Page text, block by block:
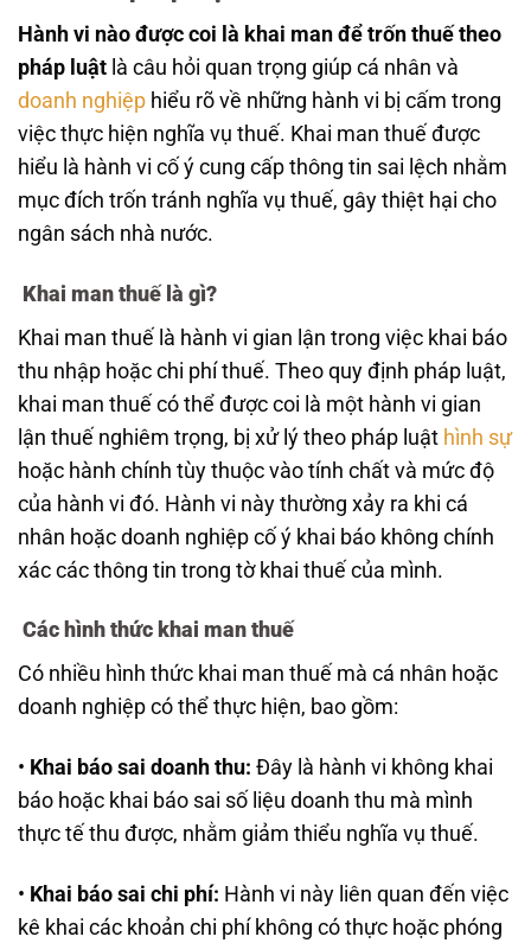
Hành vi nào được coi là khai man để trốn thuế theo
pháp luật là câu hỏi quan trọng giúp cá nhân và
doanh nghiệp hiểu rõ về những hành vi bị cấm trong
việc thực hiện nghĩa vụ thuế. Khai man thuế được
hiểu là hành vi cố ý cung cấp thông tin sai lệch nhằm
mục đích trốn tránh nghĩa vụ thuế, gây thiệt hại cho
ngân sách nhà nước.
Khai man thuế là gì?
Khai man thuế là hành vi gian lận trong việc khai báo
thu nhập hoặc chi phí thuế. Theo quy định pháp luật,
khai man thuế có thể được coi là một hành vi gian
lận thuế nghiêm trọng, bị xử lý theo pháp luật hình sự
hoặc hành chính tùy thuộc vào tính chất và mức độ
của hành vi đó. Hành vi này thường xảy ra khi cá
nhân hoặc doanh nghiệp cố ý khai báo không chính
xác các thông tin trong tờ khai thuế của mình.
Các hình thức khai man thuế
Có nhiều hình thức khai man thuế mà cá nhân hoặc
doanh nghiệp có thể thực hiện, bao gồm:
• Khai báo sai doanh thu: Đây là hành vi không khai
báo hoặc khai báo sai số liệu doanh thu mà mình
thực tế thu được, nhằm giảm thiểu nghĩa vụ thuế.
• Khai báo sai chi phí: Hành vi này liên quan đến việc
kê khai các khoản chi phí không có thực hoặc phóng